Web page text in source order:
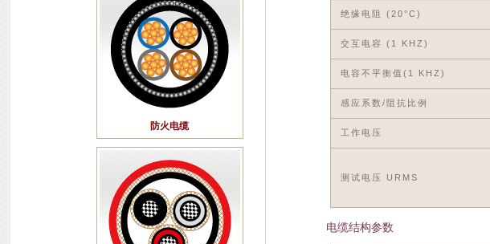
防火电缆
绝缘电阻 (20°C)
交互电容 (1 KHZ)
电容不平衡值(1 KHZ)
感应系数/阻抗比例
工作电压
测试电压 URMS
电缆结构参数